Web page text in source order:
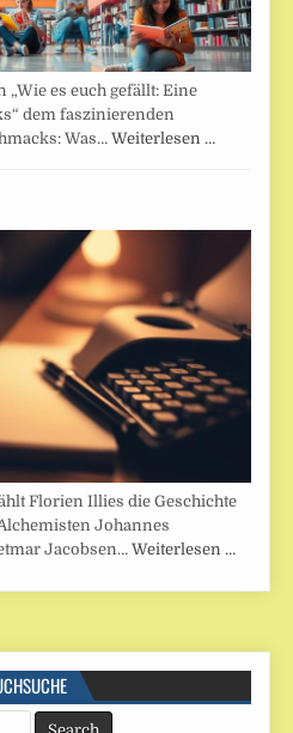
es euch gefällt: Eine
dem faszinierenden
Was…Weiterlesen …
Florien Illies die Geschichte
Johannes
Jacobsen…Weiterlesen …